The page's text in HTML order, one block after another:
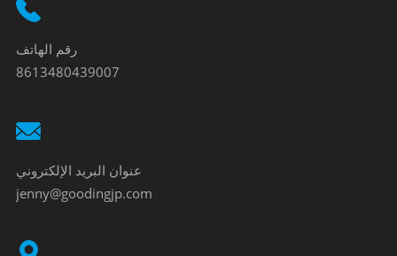
رقم الهاتف
8613480439007
عنوان البريد الإلكتروني
jenny@goodingjp.com